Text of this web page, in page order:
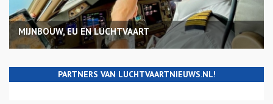
MIJNBOUW, EU EN LUCHTVAART
PARTNERS VAN LUCHTVAARTNIEUWS.NL!